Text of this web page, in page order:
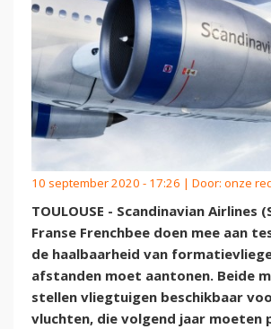
10 september 2020 - 17:26 | Door: onze
TOULOUSE - Scandinavian Airlines
Franse Frenchbee doen mee aan
de haalbaarheid van
afstanden moet aantonen. Beide
stellen vliegtuigen beschikbaar
vluchten, die volgend jaar moeten